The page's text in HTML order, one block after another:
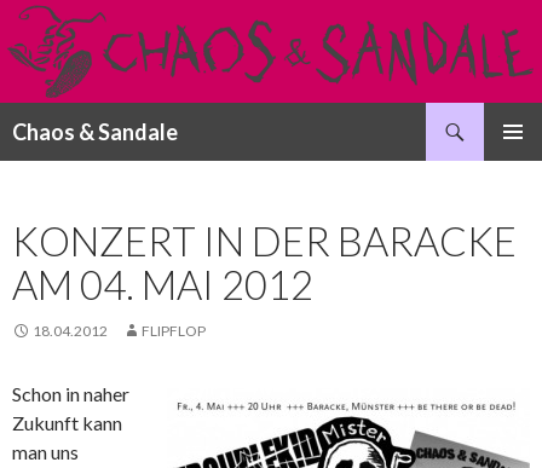
Chaos & Sandale
KONZERT IN DER BARACKE
AM 04. MAI 2012
18.04.2012 FLIPFLOP
Schon in naher
Zukunft kann
man uns